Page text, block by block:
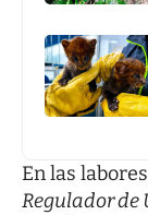
En las
Regulador de